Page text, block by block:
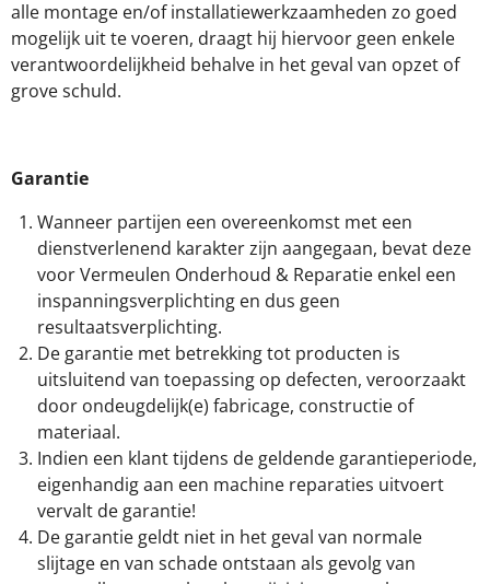
alle montage en/of installatiewerkzaamheden zo goed
mogelijk uit te voeren, draagt hij hiervoor geen enkele
verantwoordelijkheid behalve in het geval van opzet of
grove schuld.
Garantie
Wanneer partijen een overeenkomst met een
dienstverlenend karakter zijn aangegaan, bevat deze
voor Vermeulen Onderhoud & Reparatie enkel een
inspanningsverplichting en dus geen
resultaatsverplichting.
De garantie met betrekking tot producten is
uitsluitend van toepassing op defecten, veroorzaakt
door ondeugdelijk(e) fabricage, constructie of
materiaal.
Indien een klant tijdens de geldende garantieperiode,
eigenhandig aan een machine reparaties uitvoert
vervalt de garantie!
De garantie geldt niet in het geval van normale
slijtage en van schade ontstaan als gevolg van